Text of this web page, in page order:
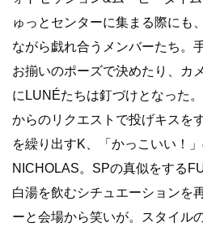
ゅっとセンターに集まる際にも
ながら戯れ合うメンバーたち。
お揃いのポーズで決めたり、カ
にLUNÉたちは釘づけとなった
からのリクエストで投げキスを
を繰り出すK、「かっこいい！
NICHOLAS。SPの真似をする
白湯を飲むシチュエーションを
ーと会場から笑いが。スタイル